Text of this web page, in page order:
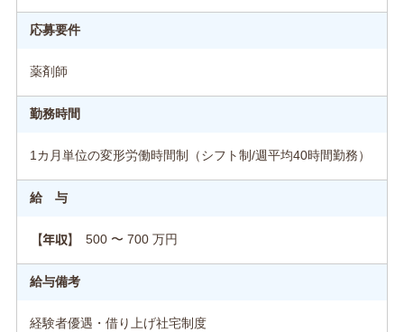
応募要件
薬剤師
勤務時間
1カ月単位の変形労働時間制（シフト制/週平均40時間勤務）
給 与
【年収】 500 〜 700 万円
給与備考
経験者優遇・借り上げ社宅制度